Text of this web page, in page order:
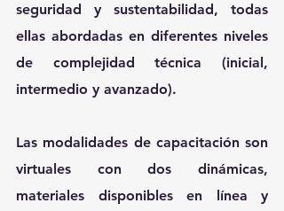
seguridad y sustentabilidad, todas
ellas abordadas en diferentes niveles
de complejidad técnica (inicial,
intermedio y avanzado).
Las modalidades de capacitación son
virtuales con dos dinámicas,
materiales disponibles en línea y